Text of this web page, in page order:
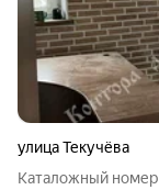
улица Текучёва
Каталожный номер C000647 Уникальное предложение для